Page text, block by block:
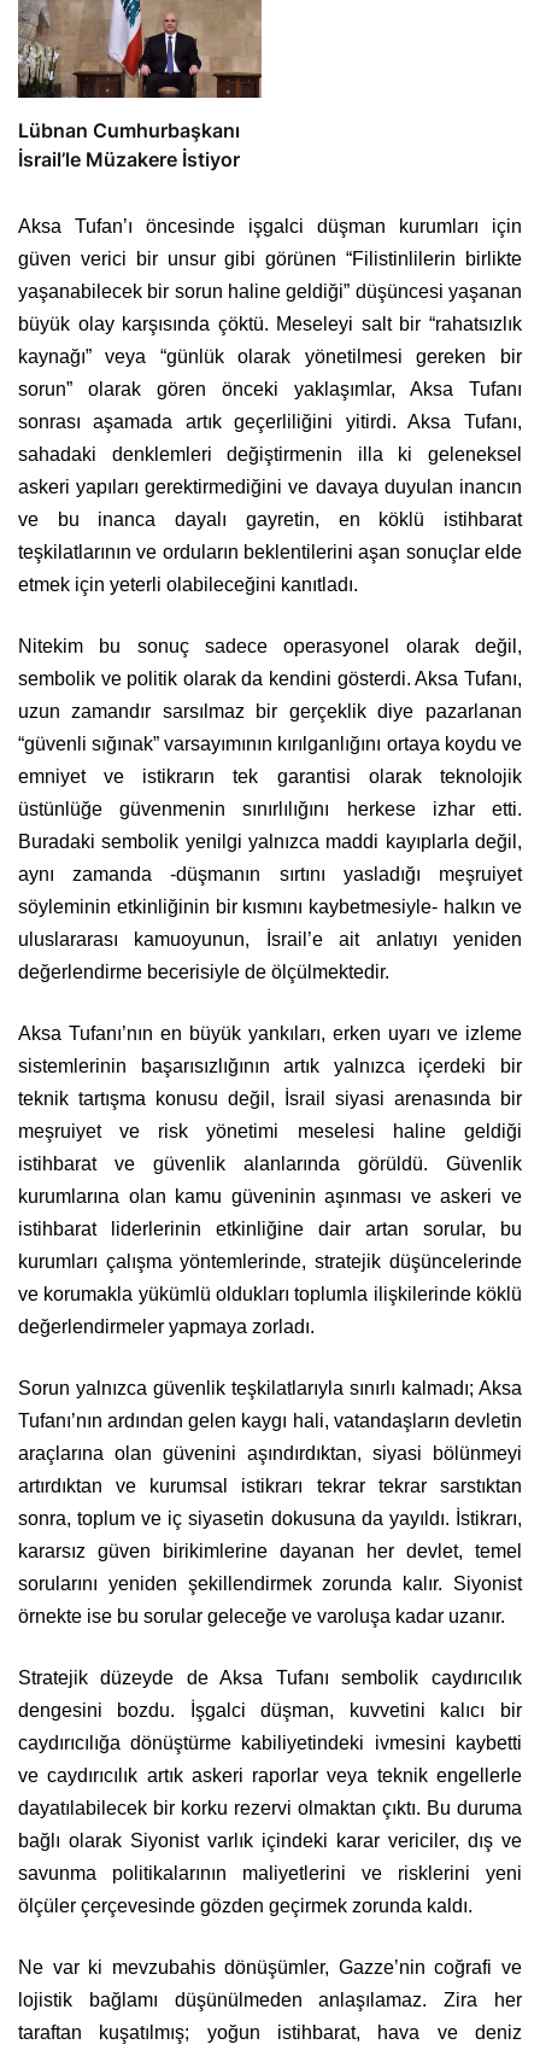
Lübnan Cumhurbaşkanı
İsrail’le Müzakere İstiyor
Aksa Tufan’ı öncesinde işgalci düşman kurumları için
güven verici bir unsur gibi görünen “Filistinlilerin birlikte
yaşanabilecek bir sorun haline geldiği” düşüncesi yaşanan
büyük olay karşısında çöktü. Meseleyi salt bir “rahatsızlık
kaynağı” veya “günlük olarak yönetilmesi gereken bir
sorun” olarak gören önceki yaklaşımlar, Aksa Tufanı
sonrası aşamada artık geçerliliğini yitirdi. Aksa Tufanı,
sahadaki denklemleri değiştirmenin illa ki geleneksel
askeri yapıları gerektirmediğini ve davaya duyulan inancın
ve bu inanca dayalı gayretin, en köklü istihbarat
teşkilatlarının ve orduların beklentilerini aşan sonuçlar elde
etmek için yeterli olabileceğini kanıtladı.
Nitekim bu sonuç sadece operasyonel olarak değil,
sembolik ve politik olarak da kendini gösterdi. Aksa Tufanı,
uzun zamandır sarsılmaz bir gerçeklik diye pazarlanan
“güvenli sığınak” varsayımının kırılganlığını ortaya koydu ve
emniyet ve istikrarın tek garantisi olarak teknolojik
üstünlüğe güvenmenin sınırlılığını herkese izhar etti.
Buradaki sembolik yenilgi yalnızca maddi kayıplarla değil,
aynı zamanda -düşmanın sırtını yasladığı meşruiyet
söyleminin etkinliğinin bir kısmını kaybetmesiyle- halkın ve
uluslararası kamuoyunun, İsrail’e ait anlatıyı yeniden
değerlendirme becerisiyle de ölçülmektedir.
Aksa Tufanı’nın en büyük yankıları, erken uyarı ve izleme
sistemlerinin başarısızlığının artık yalnızca içerdeki bir
teknik tartışma konusu değil, İsrail siyasi arenasında bir
meşruiyet ve risk yönetimi meselesi haline geldiği
istihbarat ve güvenlik alanlarında görüldü. Güvenlik
kurumlarına olan kamu güveninin aşınması ve askeri ve
istihbarat liderlerinin etkinliğine dair artan sorular, bu
kurumları çalışma yöntemlerinde, stratejik düşüncelerinde
ve korumakla yükümlü oldukları toplumla ilişkilerinde köklü
değerlendirmeler yapmaya zorladı.
Sorun yalnızca güvenlik teşkilatlarıyla sınırlı kalmadı; Aksa
Tufanı’nın ardından gelen kaygı hali, vatandaşların devletin
araçlarına olan güvenini aşındırdıktan, siyasi bölünmeyi
artırdıktan ve kurumsal istikrarı tekrar tekrar sarstıktan
sonra, toplum ve iç siyasetin dokusuna da yayıldı. İstikrarı,
kararsız güven birikimlerine dayanan her devlet, temel
sorularını yeniden şekillendirmek zorunda kalır. Siyonist
örnekte ise bu sorular geleceğe ve varoluşa kadar uzanır.
Stratejik düzeyde de Aksa Tufanı sembolik caydırıcılık
dengesini bozdu. İşgalci düşman, kuvvetini kalıcı bir
caydırıcılığa dönüştürme kabiliyetindeki ivmesini kaybetti
ve caydırıcılık artık askeri raporlar veya teknik engellerle
dayatılabilecek bir korku rezervi olmaktan çıktı. Bu duruma
bağlı olarak Siyonist varlık içindeki karar vericiler, dış ve
savunma politikalarının maliyetlerini ve risklerini yeni
ölçüler çerçevesinde gözden geçirmek zorunda kaldı.
Ne var ki mevzubahis dönüşümler, Gazze’nin coğrafi ve
lojistik bağlamı düşünülmeden anlaşılamaz. Zira her
taraftan kuşatılmış; yoğun istihbarat, hava ve deniz